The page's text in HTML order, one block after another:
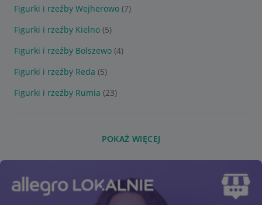
Figurki i rzeźby Wejherowo (7)
Figurki i rzeźby Kielno (5)
Figurki i rzeźby Bolszewo (4)
Figurki i rzeźby Reda (5)
Figurki i rzeźby Rumia (23)
POKAŻ WIĘCEJ